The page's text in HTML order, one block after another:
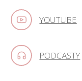
YOUTUBE
PODCASTY